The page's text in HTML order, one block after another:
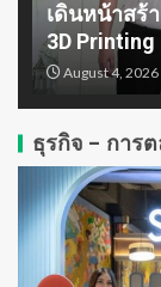
3
4
เดินหน้าสร้
3D Printing
August 4, 2026
ธุรกิจ - การ